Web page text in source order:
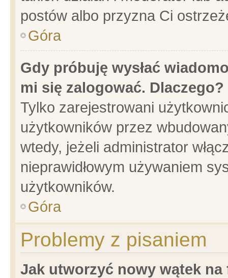
postów albo przyzna Ci
Góra
Gdy próbuję wysłać
mi się zalogować. Dlaczego?
Tylko zarejestrowani
użytkowników przez
wtedy, jeżeli administrator
nieprawidłowym używaniem
użytkowników.
Góra
Problemy z pisaniem
Jak utworzyć nowy wątek na